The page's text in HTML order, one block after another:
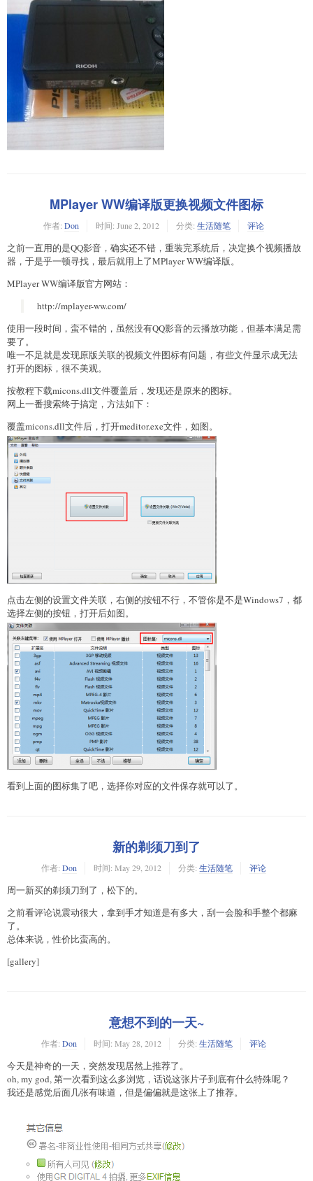
MPlayer WW编译版更换视频文件图标
作者: Don 时间: June 2, 2012 分类: 生活随笔 评论
之前一直用的是QQ影音，确实还不错，重装完系统后，决定换个视频播放
器，于是乎一顿寻找，最后就用上了MPlayer WW编译版。
MPlayer WW编译版官方网站：
http://mplayer-ww.com/
使用一段时间，蛮不错的，虽然没有QQ影音的云播放功能，但基本满足需
要了。
唯一不足就是发现原版关联的视频文件图标有问题，有些文件显示成无法
打开的图标，很不美观。
按教程下载micons.dll文件覆盖后，发现还是原来的图标。
网上一番搜索终于搞定，方法如下：
覆盖micons.dll文件后，打开meditor.exe文件，如图。
点击左侧的设置文件关联，右侧的按钮不行，不管你是不是Windows7，都
选择左侧的按钮，打开后如图。
看到上面的图标集了吧，选择你对应的文件保存就可以了。
新的剃须刀到了
作者: Don 时间: May 29, 2012 分类: 生活随笔 评论
周一新买的剃须刀到了，松下的。
之前看评论说震动很大，拿到手才知道是有多大，刮一会脸和手整个都麻
了。
总体来说，性价比蛮高的。
[gallery]
意想不到的一天~
作者: Don 时间: May 28, 2012 分类: 生活随笔 评论
今天是神奇的一天，突然发现居然上推荐了。
oh, my god, 第一次看到这么多浏览，话说这张片子到底有什么特殊呢？
我还是感觉后面几张有味道，但是偏偏就是这张上了推荐。